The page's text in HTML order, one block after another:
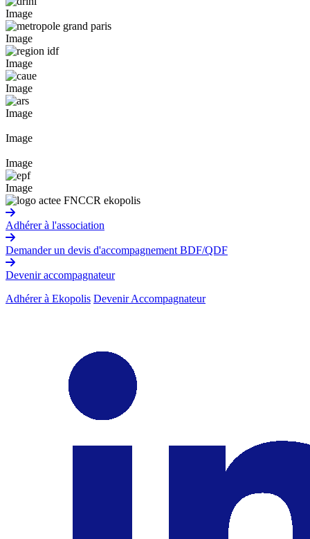
Image
Image
Image
Image
Image
Image
Image
Image
Adhérer à l'association
Demander un devis d'accompagnement BDF/QDF
Devenir accompagnateur
Adhérer à Ekopolis Devenir Accompagnateur